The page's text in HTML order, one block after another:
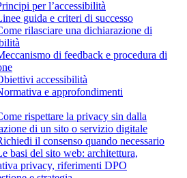
per l’accessibilità
guida e criteri di successo
rilasciare una dichiarazione di
di feedback e procedura di
accessibilità
e approfondimenti
rispettare la privacy sin dalla
di un sito o servizio digitale
il consenso quando necessario
basi del sito web: architettura,
privacy, riferimenti DPO